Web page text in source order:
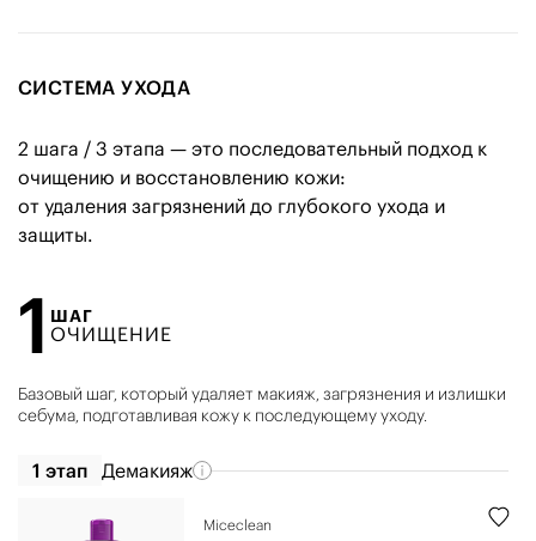
СИСТЕМА УХОДА
2 шага / 3 этапа — это последовательный подход к
очищению и восстановлению кожи:
от удаления загрязнений до глубокого ухода и
защиты.
1 ШАГ
ОЧИЩЕНИЕ
Базовый шаг, который удаляет макияж, загрязнения и излишки
себума, подготавливая кожу к последующему уходу.
1 этап Демакияж
Miceclean